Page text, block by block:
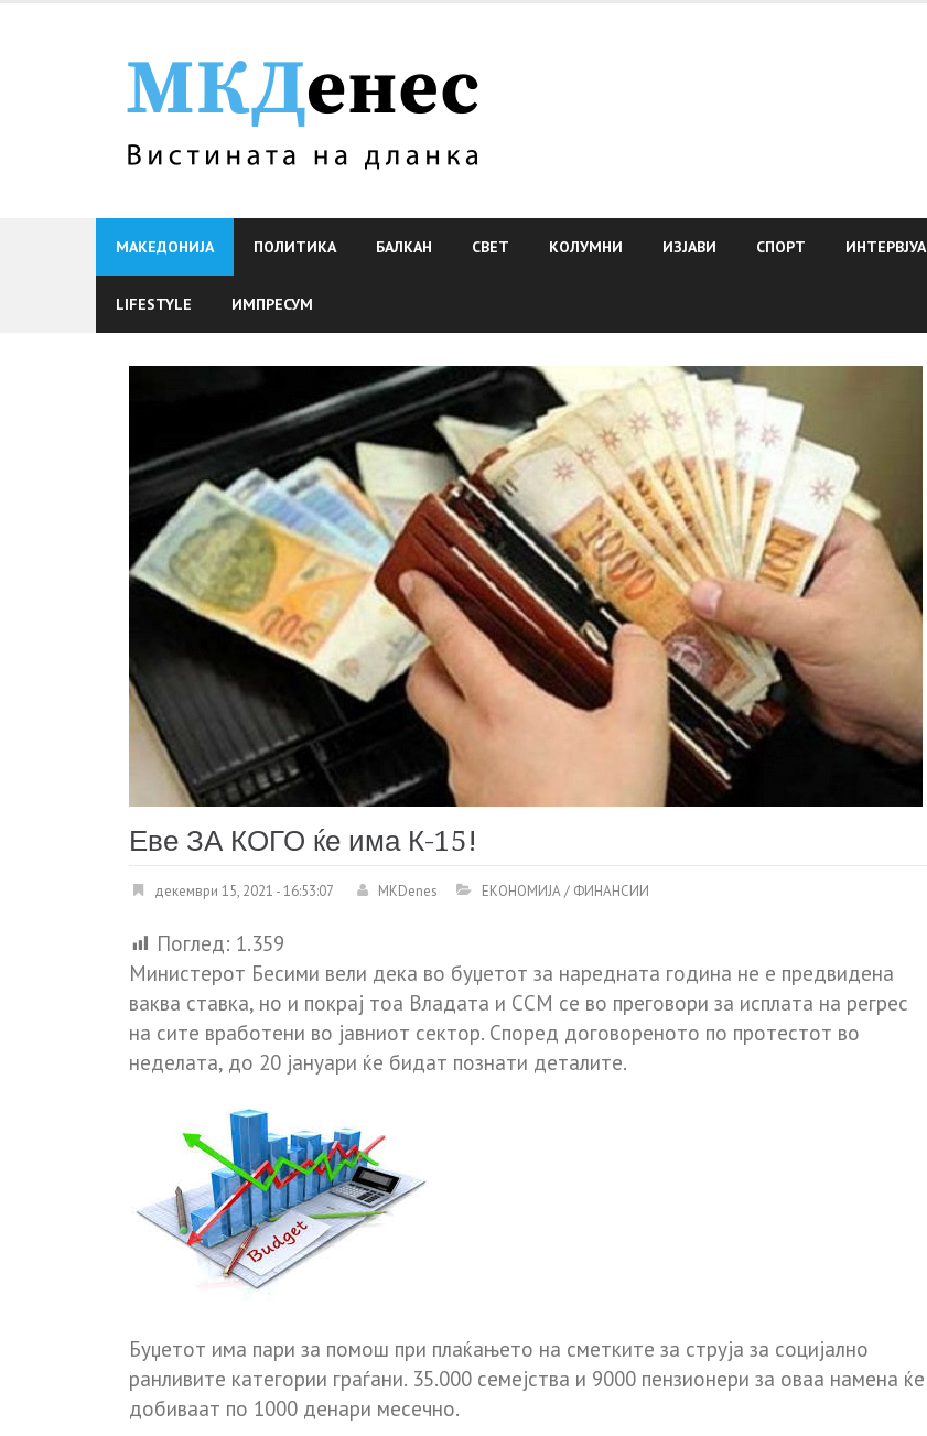
МАКЕДОНИЈА ПОЛИТИКА БАЛКАН СВЕТ КОЛУМНИ ИЗЈАВИ СПОРТ ИНТЕРВЈУА
LIFESTYLE ИМПРЕСУМ
Еве ЗА КОГО ќе има К-15!
декември 15, 2021 - 16:53:07 MKDenes ЕКОНОМИЈА / ФИНАНСИИ
Поглед: 1.359
Министерот Бесими вели дека во буџетот за наредната година не е предвидена
ваква ставка, но и покрај тоа Владата и ССМ се во преговори за исплата на регрес
на сите вработени во јавниот сектор. Според договореното по протестот во
неделата, до 20 јануари ќе бидат познати деталите.
Буџетот има пари за помош при плаќањето на сметките за струја за социјално
ранливите категории граѓани. 35.000 семејства и 9000 пензионери за оваа намена ќе
добиваат по 1000 денари месечно.